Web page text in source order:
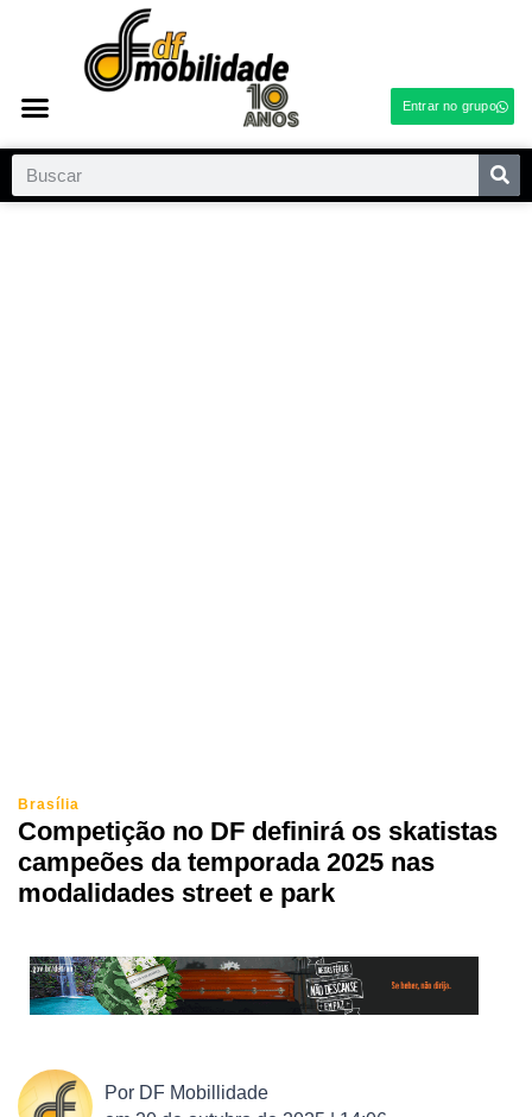
Entrar no grupo
Brasília
Competição no DF definirá os skatistas
campeões da temporada 2025 nas
modalidades street e park
Por DF Mobillidade